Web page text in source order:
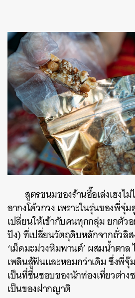
สูตรขนมของร้านอื๊อเล่งเฮง
อากงโค้วกวง เพราะในรุ่นของพี่จุ๋
เปลี่ยนให้เข้ากับคนทุกกลุ่ม ยกตัว
ปัง) ที่เปลี่ยนวัตถุดิบหลักจากถั่วลิ
‘เม็ดมะม่วงหิมพานต์’ ผสมน้ำตา
เพลินสู้ฟันและหอมกว่าเดิม ซึ่งพี่จุ๊
เป็นที่ชื่นชอบของนักท่องเที่ยวต่า
เป็นของฝากญาติ